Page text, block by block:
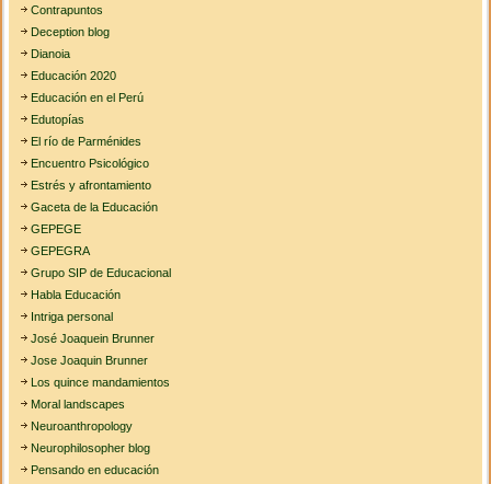
Contrapuntos
Deception blog
Dianoia
Educación 2020
Educación en el Perú
Edutopías
El río de Parménides
Encuentro Psicológico
Estrés y afrontamiento
Gaceta de la Educación
GEPEGE
GEPEGRA
Grupo SIP de Educacional
Habla Educación
Intriga personal
José Joaquein Brunner
Jose Joaquin Brunner
Los quince mandamientos
Moral landscapes
Neuroanthropology
Neurophilosopher blog
Pensando en educación